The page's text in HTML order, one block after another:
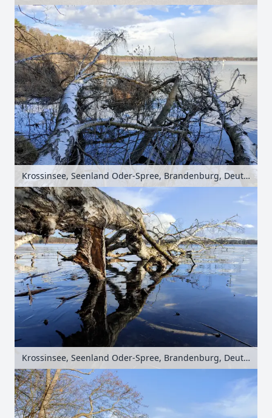
Krossinsee, Seenland Oder-Spree, Brandenburg, Deutschland
Krossinsee, Seenland Oder-Spree, Brandenburg, Deutschland